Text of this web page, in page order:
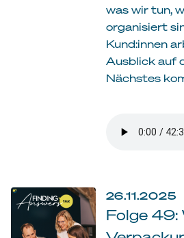
was wir tun,
organisiert
Kund:innen
Ausblick auf
Nächstes
26.11.2025
Folge 49: